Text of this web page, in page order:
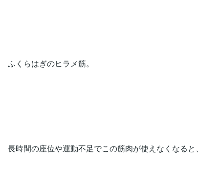
ふくらはぎのヒラメ筋。
長時間の座位や運動不足でこの筋肉が使えなくなると、